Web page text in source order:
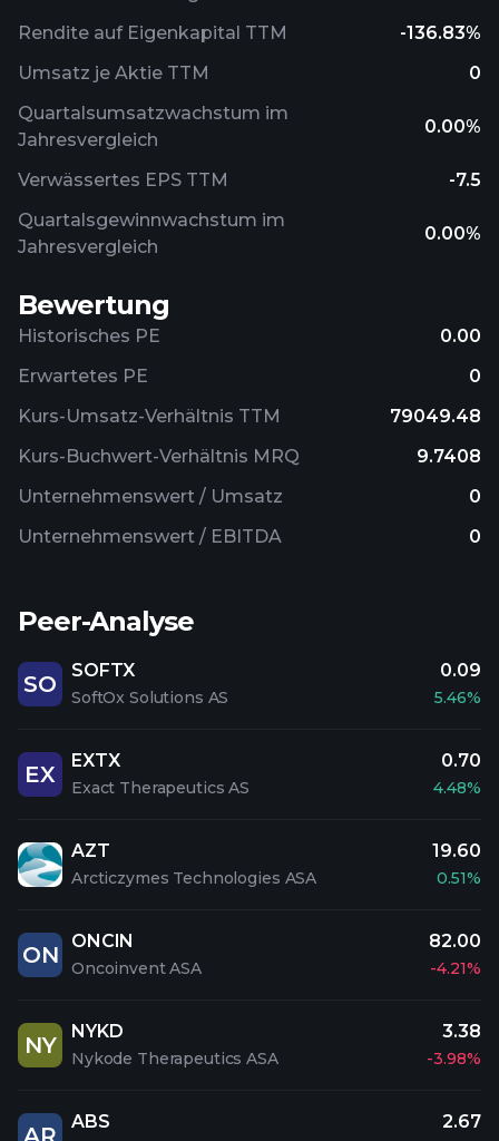
Rendite auf Eigenkapital TTM
-136.83%
Umsatz je Aktie TTM
0
Quartalsumsatzwachstum im
Jahresvergleich
0.00%
Verwässertes EPS TTM
-7.5
Quartalsgewinnwachstum im
Jahresvergleich
0.00%
Bewertung
Historisches PE
0.00
Erwartetes PE
0
Kurs-Umsatz-Verhältnis TTM
79049.48
Kurs-Buchwert-Verhältnis MRQ
9.7408
Unternehmenswert / Umsatz
0
Unternehmenswert / EBITDA
0
Peer-Analyse
SO
SOFTX
SoftOx Solutions AS
0.09
5.46%
EX
EXTX
Exact Therapeutics AS
0.70
4.48%
AZT
Arcticzymes Technologies ASA
19.60
0.51%
ON
ONCIN
Oncoinvent ASA
82.00
-4.21%
NY
NYKD
Nykode Therapeutics ASA
3.38
-3.98%
AR
ABS 2.67